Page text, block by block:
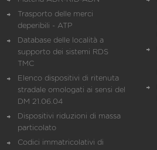
Trasporto delle merci
deperibili - ATP
Database delle località a
supporto dei sistemi RDS
TMC
Elenco dispositivi di ritenuta
stradale omologati ai sensi del
DM 21.06.04
Dispositivi riduzioni di massa
particolato
Codici immatricolativi di